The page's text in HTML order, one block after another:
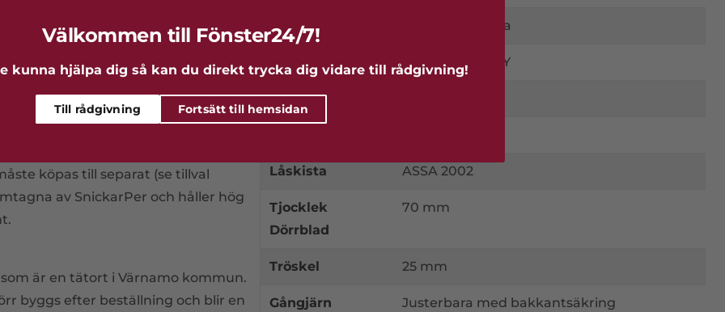
köpas till separat (se tillval
av SnickarPer och håller hög
är en tätort i Värnamo kommun.
byggs efter beställning och blir en
Typ Beställningsvara
Kulör Vit NCS S 0502-Y
Produkttyp
Låskista ASSA 2002
Tjocklek
Dörrblad
70 mm
Tröskel 25 mm
Gångjärn
Justerbara med bakkantsäkring
Välkommen till Fönster24/7!
kunna hjälpa dig så kan du direkt trycka dig vidare till rådgivning!
Till rådgivning Fortsätt till hemsidan